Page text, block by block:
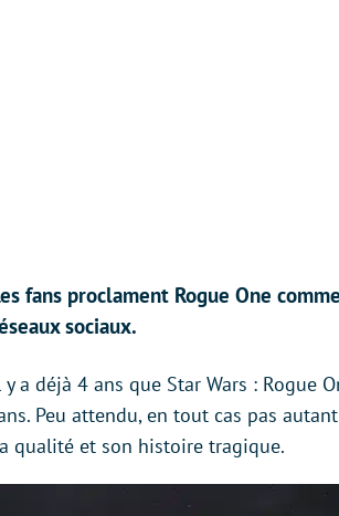
fans proclament Rogue One
sociaux.
y a déjà 4 ans que Star Wars : Rogue
Peu attendu, en tout cas pas
qualité et son histoire tragique.